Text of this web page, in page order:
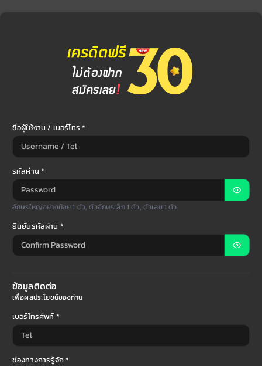
ชื่อผู้ใช้งาน / เบอร์โทร *
รหัสผ่าน *
อักษรใหญ่อย่างน้อย 1 ตัว, ตัวอักษรเล็ก 1 ตัว, ตัวเลข 1 ตัว
ยืนยันรหัสผ่าน *
ข้อมูลติดต่อ
เพื่อผลประโยชน์ของท่าน
เบอร์โทรศัพท์ *
ช่องทางการรู้จัก *